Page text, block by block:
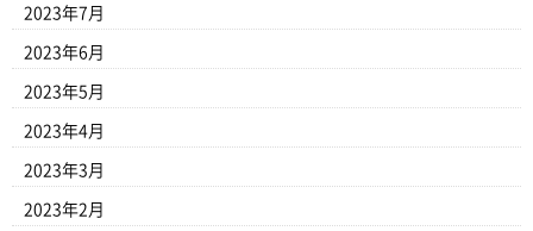
2023年7月
2023年6月
2023年5月
2023年4月
2023年3月
2023年2月